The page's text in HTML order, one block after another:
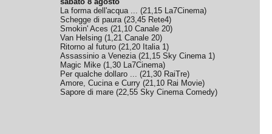
La forma dell'acqua ... (21,15 La7Cinema)
Schegge di paura(23,45 Rete4)
Smokin' Aces (21,10 Canale 20)
Van Helsing (1,21 Canale 20)
Ritorno al futuro (21,20 Italia 1)
Assassinio a Venezia(21,15 Sky Cinema 1)
Magic Mike (1,30 La7Cinema)
Per qualche dollaro ... (21,30 RaiTre)
Amore, Cucina e Curry (21,10 Rai Movie)
Sapore di mare (22,55 Sky Cinema Comedy)